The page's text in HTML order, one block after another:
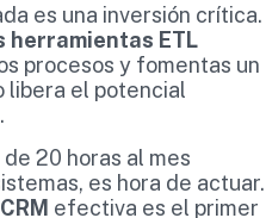
es una inversión crítica.
herramientas ETL
procesos y fomentas un
libera el potencial
20 horas al mes
es hora de actuar.
efectiva es el primer